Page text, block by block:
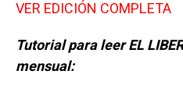
VER EDICIÓN COMPLETA
Tutorial para leer EL
mensual: